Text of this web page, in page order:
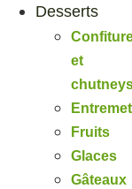
Desserts
et
Fruits
Glaces
Gâteaux